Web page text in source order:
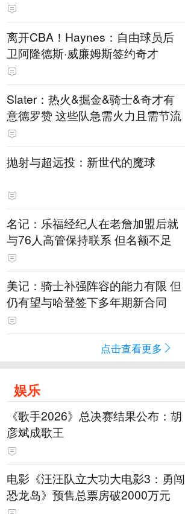
离开CBA！Haynes：自由球员后
卫阿隆德斯·威廉姆斯签约奇才
Slater：热火&掘金&骑士&奇才有
意德罗赞 这些队急需火力且需节流
抛射与超远投：新世代的魔球
名记：乐福经纪人在老詹加盟后就
与76人高管保持联系 但名额不足
美记：骑士补强阵容的能力有限 但
仍有望与哈登签下多年期新合同
点击查看更多
娱乐
《歌手2026》总决赛结果公布：胡
彦斌成歌王
电影《汪汪队立大功大电影3：勇闯
恐龙岛》预售总票房破2000万元